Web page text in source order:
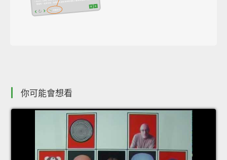
你可能會想看